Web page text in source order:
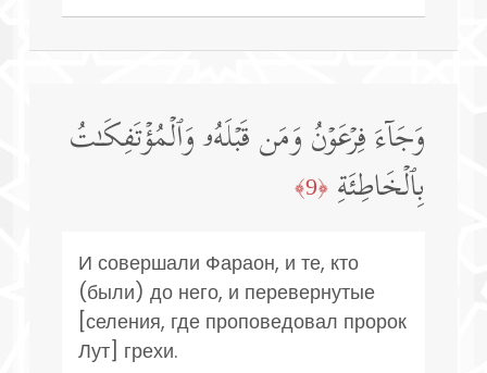
وَجَاۤءَ فِرۡعَوۡنُ وَمَن قَبۡلَهُۥ وَٱلۡمُؤۡتَفِكَـٰتُ
بِٱلۡخَاطِئَةِ ﴿9﴾
И совершали Фараон, и те, кто
(были) до него, и перевернутые
[селения, где проповедовал пророк
Лут] грехи.